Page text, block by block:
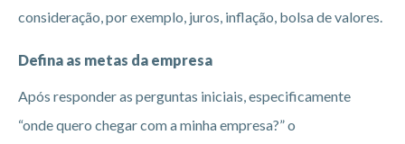
consideração, por exemplo, juros, inflação, bolsa de valores.
Defina as metas da empresa
Após responder as perguntas iniciais, especificamente
“onde quero chegar com a minha empresa?” o